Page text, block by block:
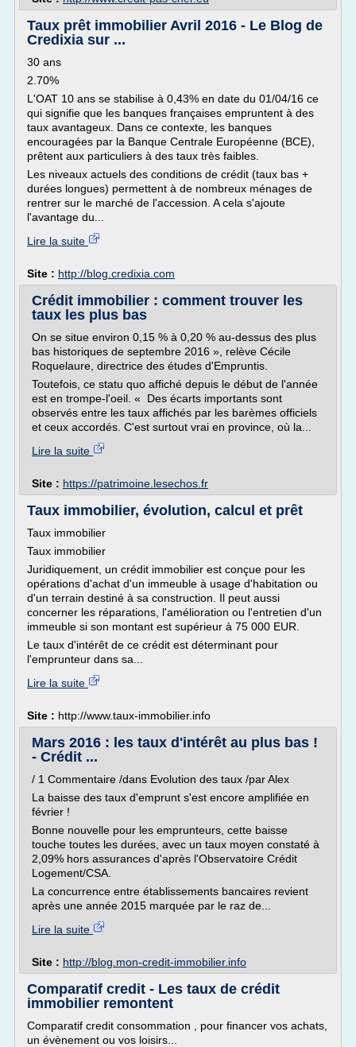
Taux prêt immobilier Avril 2016 - Le Blog de
Credixia sur ...
30 ans
2.70%
L'OAT 10 ans se stabilise à 0,43% en date du 01/04/16 ce
qui signifie que les banques françaises empruntent à des
taux avantageux. Dans ce contexte, les banques
encouragées par la Banque Centrale Européenne (BCE),
prêtent aux particuliers à des taux très faibles.
Les niveaux actuels des conditions de crédit (taux bas +
durées longues) permettent à de nombreux ménages de
rentrer sur le marché de l'accession. A cela s'ajoute
l'avantage du...
Lire la suite
Site : http://blog.credixia.com
Crédit immobilier : comment trouver les
taux les plus bas
On se situe environ 0,15 % à 0,20 % au-dessus des plus
bas historiques de septembre 2016 », relève Cécile
Roquelaure, directrice des études d'Empruntis.
Toutefois, ce statu quo affiché depuis le début de l'année
est en trompe-l'oeil. « Des écarts importants sont
observés entre les taux affichés par les barèmes officiels
et ceux accordés. C'est surtout vrai en province, où la...
Lire la suite
Site : https://patrimoine.lesechos.fr
Taux immobilier, évolution, calcul et prêt
Taux immobilier
Taux immobilier
Juridiquement, un crédit immobilier est conçue pour les
opérations d'achat d'un immeuble à usage d'habitation ou
d'un terrain destiné à sa construction. Il peut aussi
concerner les réparations, l'amélioration ou l'entretien d'un
immeuble si son montant est supérieur à 75 000 EUR.
Le taux d'intérêt de ce crédit est déterminant pour
l'emprunteur dans sa...
Lire la suite
Site : http://www.taux-immobilier.info
Mars 2016 : les taux d'intérêt au plus bas !
- Crédit ...
/ 1 Commentaire /dans Evolution des taux /par Alex
La baisse des taux d'emprunt s'est encore amplifiée en
février !
Bonne nouvelle pour les emprunteurs, cette baisse
touche toutes les durées, avec un taux moyen constaté à
2,09% hors assurances d'après l'Observatoire Crédit
Logement/CSA.
La concurrence entre établissements bancaires revient
après une année 2015 marquée par le raz de...
Lire la suite
Site : http://blog.mon-credit-immobilier.info
Comparatif credit - Les taux de crédit
immobilier remontent
Comparatif credit consommation , pour financer vos achats,
un évènement ou vos loisirs...